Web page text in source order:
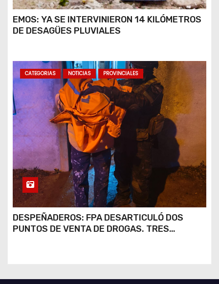
EMOS: YA SE INTERVINIERON 14 KILÓMETROS
DE DESAGÜES PLUVIALES
CATEGORIAS NOTICIAS PROVINCIALES
DESPEÑADEROS: FPA DESARTICULÓ DOS
PUNTOS DE VENTA DE DROGAS. TRES